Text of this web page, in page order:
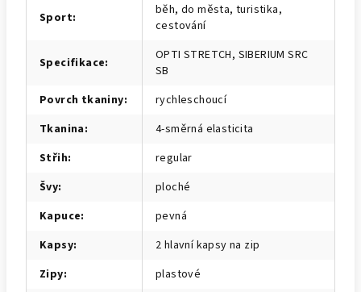
Sport:
běh, do města, turistika,
cestování
Specifikace:
OPTI STRETCH, SIBERIUM SRC
SB
Povrch tkaniny:
rychleschoucí
Tkanina:
4-směrná elasticita
Střih:
regular
Švy:
ploché
Kapuce:
pevná
Kapsy:
2 hlavní kapsy na zip
Zipy:
plastové